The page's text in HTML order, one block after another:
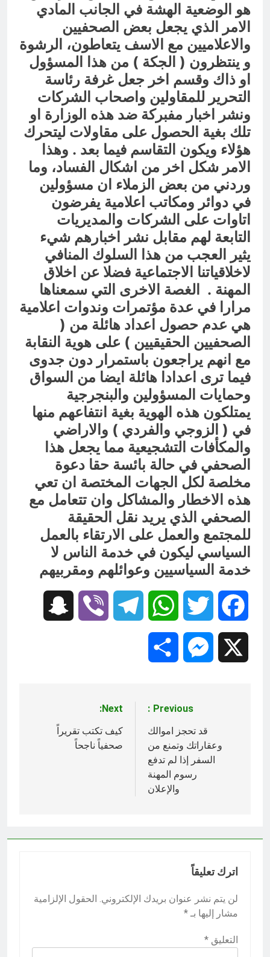
هو الوضعية الهشة في الجانب المادي
الامر الذي يجعل بعض الصحفيين
والاعلاميين مع الاسف يتعاطون، الرشوة
و ينتظرون ( الجكة ) من هذا المسؤول
او ذاك وقسم اخر جعل غرفة رئاسة
التحرير للمقاولين واصحاب الشركات
ونشر اخبار مفبركة ضد هذه الوزارة او
تلك بغية الحصول على مقاولات ليتحرك
هؤلاء ويكون التقاسم فيما بعد . وهذا
الامر شكل اخر من اشكال الفساد، وما
وردني من بعض الزملاء ان مسؤولين
في دوائر ومكاتب اعلامية يفرضون
اتاوات على الشركات والمديريات
التابعة لهم مقابل نشر اخبارهم شيء
يثير العجب من هذا السلوك المنافي
لاخلاقياتنا الاجتماعية فضلا عن اخلاق
المهنة . الغصة الاخرى التي سمعناها
مرارا في عدة مؤتمرات وندوات اعلامية
هي عدم حصول اعداد هائلة من (
الصحفيين الحقيقيين ) على هوية النقابة
مع انهم يراجعون باستمرار دون جدوى
فيما ترى اعدادا هائلة ايضا من السواق
وحمايات المسؤولين والبنجرجية
يمتلكون هذه الهوية بغية انتفاعهم منها
في ( الزوجي والفردي ) والاراضي
والمكأفات التشجيعية مما يجعل هذا
الصحفي في حالة بائسة حقا دعوة
مخلصة لكل الجهات المختصة ان تعي
هذه الاخطار والمشاكل وان تتعامل مع
الصحفي الذي يريد نقل الحقيقة
للمجتمع والعمل على الارتقاء بالعمل
السياسي ليكون في خدمة الناس لا
خدمة السياسيين وعوائلهم ومقربيهم
Facebook
Twitter
WhatsApp
Telegram
Viber
Messenger
المقالات
Previous:
قد تحجز اموالك
وعقاراتك وتمنع من
السفر إذا لم تدفع
رسوم المهنة
والإعلان
Next:
كيف تكتب تقريراً
صحفياً ناجحاً
اترك تعليقاً
لن يتم نشر عنوان بريدك الإلكتروني. الحقول الإلزامية
مشار إليها بـ *
التعليق *